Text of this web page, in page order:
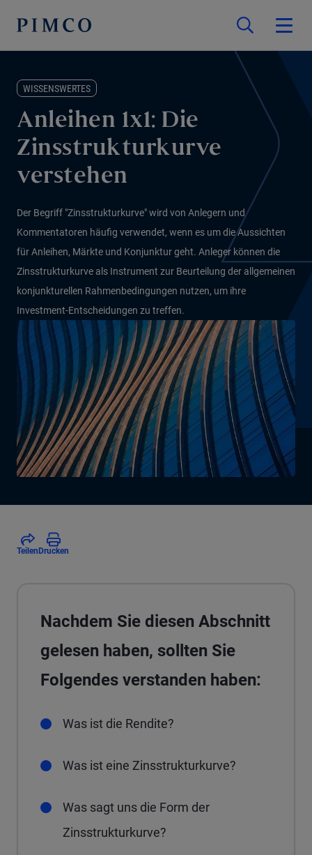
WISSENSWERTES
Anleihen 1x1: Die
Zinsstrukturkurve
verstehen
Der Begriff "Zinsstrukturkurve" wird von Anlegern und
Kommentatoren häufig verwendet, wenn es um die Aussichten
für Anleihen, Märkte und Konjunktur geht. Anleger können die
Zinsstrukturkurve als Instrument zur Beurteilung der allgemeinen
konjunkturellen Rahmenbedingungen nutzen, um ihre
Investment-Entscheidungen zu treffen.
Teilen Drucken
Nachdem Sie diesen Abschnitt
gelesen haben, sollten Sie
Folgendes verstanden haben:
Was ist die Rendite?
Was ist eine Zinsstrukturkurve?
Was sagt uns die Form der
Zinsstrukturkurve?